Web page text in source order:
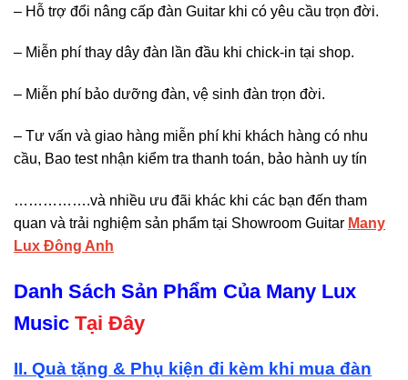
– Hỗ trợ đổi nâng cấp đàn Guitar khi có yêu cầu trọn đời.
– Miễn phí thay dây đàn lần đầu khi chick-in tại shop.
– Miễn phí bảo dưỡng đàn, vệ sinh đàn trọn đời.
– Tư vấn và giao hàng miễn phí khi khách hàng có nhu
cầu, Bao test nhận kiểm tra thanh toán, bảo hành uy tín
…………….và nhiều ưu đãi khác khi các bạn đến tham
quan và trải nghiệm sản phẩm tại Showroom Guitar Many
Lux Đông Anh
Danh Sách Sản Phẩm Của Many Lux
Music Tại Đây
II. Quà tặng & Phụ kiện đi kèm khi mua đàn